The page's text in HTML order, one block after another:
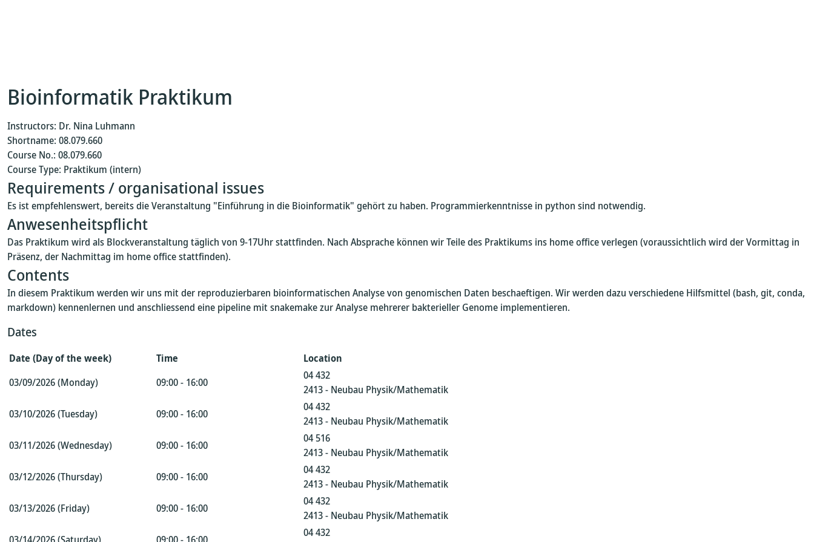
Bioinformatik Praktikum
Instructors: Dr. Nina Luhmann
Shortname: 08.079.660
Course No.: 08.079.660
Course Type: Praktikum (intern)
Requirements / organisational issues
Es ist empfehlenswert, bereits die Veranstaltung "Einführung in die Bioinformatik" gehört zu haben. Programmierkenntnisse in python sind notwendig.
Anwesenheitspflicht
Das Praktikum wird als Blockveranstaltung täglich von 9-17Uhr stattfinden. Nach Absprache können wir Teile des Praktikums ins home office verlegen (voraussichtlich wird der Vormittag in
Präsenz, der Nachmittag im home office stattfinden).
Contents
In diesem Praktikum werden wir uns mit der reproduzierbaren bioinformatischen Analyse von genomischen Daten beschaeftigen. Wir werden dazu verschiedene Hilfsmittel (bash, git, conda,
markdown) kennenlernen und anschliessend eine pipeline mit snakemake zur Analyse mehrerer bakterieller Genome implementieren.
Dates
Date (Day of the week) Time
Location
03/09/2026 (Monday)
09:00 - 16:00
04 432
2413 - Neubau Physik/Mathematik
03/10/2026 (Tuesday)
09:00 - 16:00
04 432
2413 - Neubau Physik/Mathematik
03/11/2026 (Wednesday)
09:00 - 16:00
04 516
2413 - Neubau Physik/Mathematik
03/12/2026 (Thursday)
09:00 - 16:00
04 432
2413 - Neubau Physik/Mathematik
03/13/2026 (Friday)
09:00 - 16:00
04 432
2413 - Neubau Physik/Mathematik
04 432